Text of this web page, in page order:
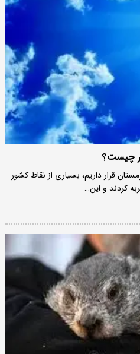
چیست؟
قرار داریم، بسیاری از نقاط کشور
کردند و این…